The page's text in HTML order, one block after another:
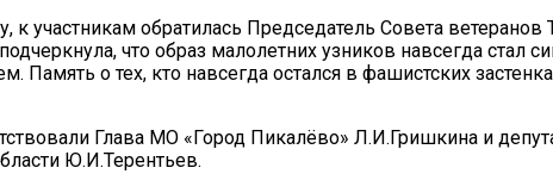
к участникам обратилась Председатель Совета
что образ малолетних узников навсегда
Память о тех, кто навсегда остался в фашистских
Глава МО «Город Пикалёво» Л.И.Гришкина и
Ю.И.Терентьев.